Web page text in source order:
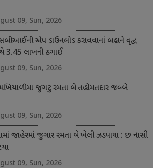
09, Sun, 2026
એપ ડાઉનલોડ કરાવવાનાં બહાને વૃદ્ધ
3.45 લાખની ઠગાઈ
09, Sun, 2026
જુગટુ રમતા બે તહોમતદાર જબ્બે
09, Sun, 2026
જાહેરમાં જુગાર રમતા બે ખેલી ઝડપાયા : છ નાસી
09, Sun, 2026